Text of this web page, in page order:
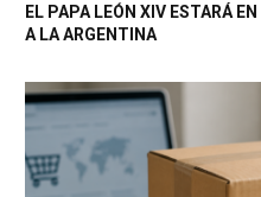
EL PAPA LEÓN XIV ESTARÁ
A LA ARGENTINA